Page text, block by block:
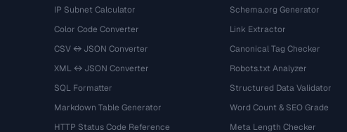
IP Subnet Calculator
Color Code Converter
CSV ↔ JSON Converter
XML ↔ JSON Converter
SQL Formatter
Markdown Table Generator
HTTP Status Code Reference
Schema.org Generator
Link Extractor
Canonical Tag Checker
Robots.txt Analyzer
Structured Data Validator
Word Count & SEO Grade
Meta Length Checker